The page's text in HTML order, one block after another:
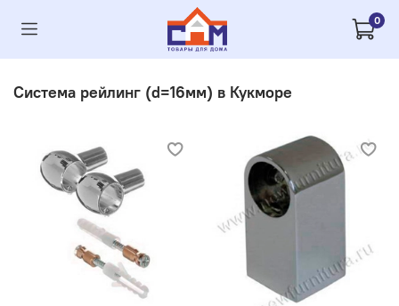
0
Система рейлинг (d=16мм) в Кукморе